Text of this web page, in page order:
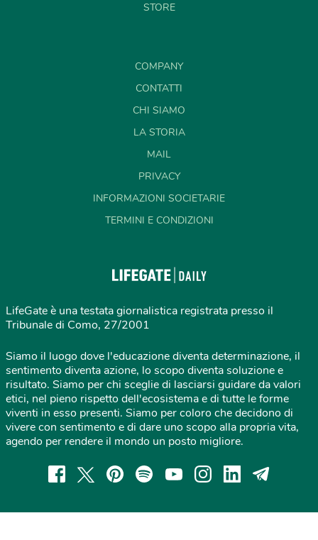
STORE
COMPANY
CONTATTI
CHI SIAMO
LA STORIA
MAIL
PRIVACY
INFORMAZIONI SOCIETARIE
TERMINI E CONDIZIONI
LifeGate è una testata giornalistica registrata presso il
Tribunale di Como, 27/2001
Siamo il luogo dove l'educazione diventa determinazione, il
sentimento diventa azione, lo scopo diventa soluzione e
risultato. Siamo per chi sceglie di lasciarsi guidare da valori
etici, nel pieno rispetto dell'ecosistema e di tutte le forme
viventi in esso presenti. Siamo per coloro che decidono di
vivere con sentimento e di dare uno scopo alla propria vita,
agendo per rendere il mondo un posto migliore.